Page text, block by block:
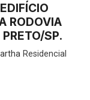
RODOVIA
SP.
Residencial